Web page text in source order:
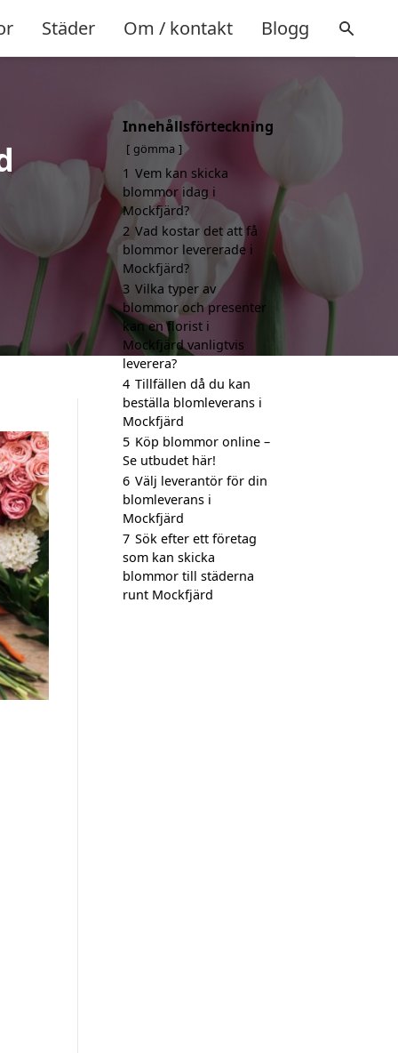
Städer Om / kontakt Blogg
Innehållsförteckning
gömma
1 Vem kan skicka
blommor idag i
Mockfjärd?
2 Vad kostar det att få
blommor levererade i
Mockfjärd?
3 Vilka typer av
blommor och presenter
kan en florist i
Mockfjärd vanligtvis
leverera?
4 Tillfällen då du kan
beställa blomleverans i
Mockfjärd
5 Köp blommor online –
Se utbudet här!
6 Välj leverantör för din
blomleverans i
Mockfjärd
7 Sök efter ett företag
som kan skicka
blommor till städerna
runt Mockfjärd